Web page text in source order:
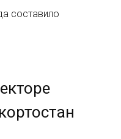
составило